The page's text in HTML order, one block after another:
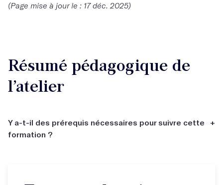
(Page mise à jour le : 17 déc. 2025)
Résumé pédagogique de
l’atelier
Y a-t-il des prérequis nécessaires pour suivre cette
formation ?
+